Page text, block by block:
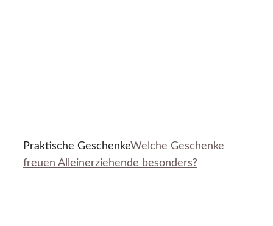
Praktische GeschenkeWelche Geschenke
freuen Alleinerziehende besonders?